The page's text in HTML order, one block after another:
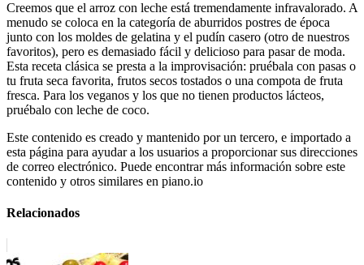
Creemos que el arroz con leche está tremendamente infravalorado. A
menudo se coloca en la categoría de aburridos postres de época
junto con los moldes de gelatina y el pudín casero (otro de nuestros
favoritos), pero es demasiado fácil y delicioso para pasar de moda.
Esta receta clásica se presta a la improvisación: pruébala con pasas o
tu fruta seca favorita, frutos secos tostados o una compota de fruta
fresca. Para los veganos y los que no tienen productos lácteos,
pruébalo con leche de coco.
Este contenido es creado y mantenido por un tercero, e importado a
esta página para ayudar a los usuarios a proporcionar sus direcciones
de correo electrónico. Puede encontrar más información sobre este
contenido y otros similares en piano.io
Relacionados